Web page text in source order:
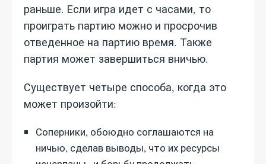
раньше. Если игра идет с часами, то
проиграть партию можно и просрочив
отведенное на партию время. Также
партия может завершиться вничью.
Существует четыре способа, когда это
может произойти:
Соперники, обоюдно соглашаются на
ничью, сделав выводы, что их ресурсы